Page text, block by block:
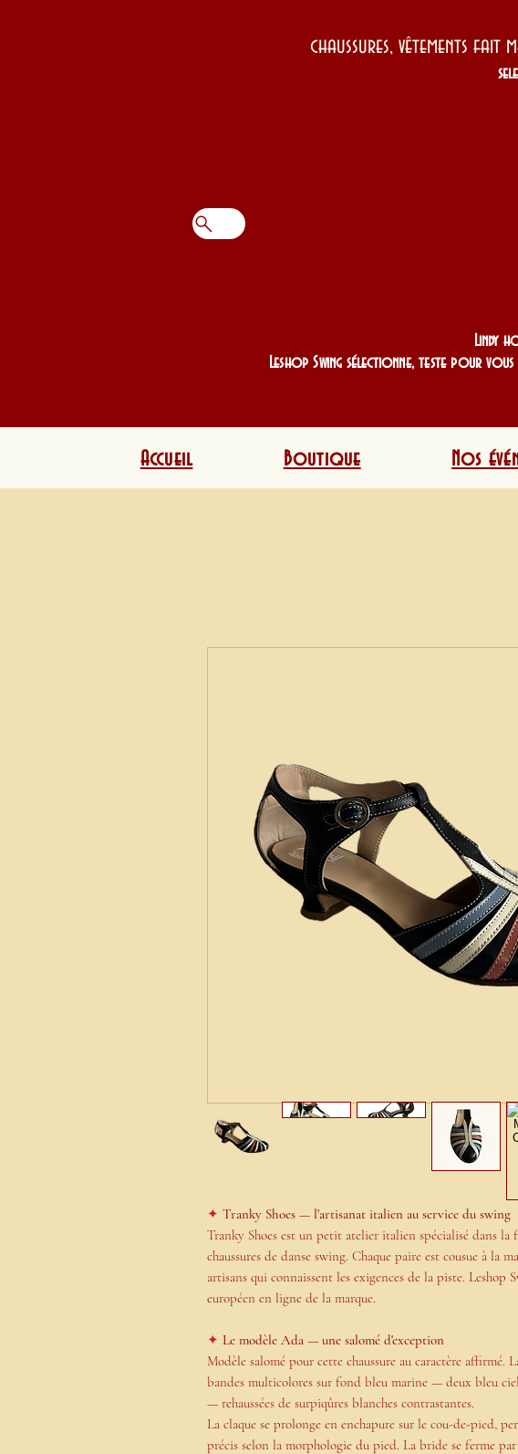
Accueil Boutique Nos
chaussures, vêtements
Lindy
Leshop Swing sélectionne, teste pour vous
✦ Tranky Shoes — l'artisanat italien au service du swing
Tranky Shoes est un petit atelier italien spécialisé dans la
chaussures de danse swing. Chaque paire est cousue à la
artisans qui connaissent les exigences de la piste. Leshop
européen en ligne de la marque.
✦ Le modèle Ada — une salomé d'exception
Modèle salomé pour cette chaussure au caractère affirmé.
bandes multicolores sur fond bleu marine — deux bleu
— rehaussées de surpiqûres blanches contrastantes.
La claque se prolonge en enchapure sur le cou-de-pied,
précis selon la morphologie du pied. La bride se ferme